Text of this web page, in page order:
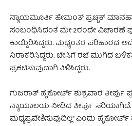
ನ್ಯಾಯಮೂರ್ತಿ ಹೇಮಂತ್ ಪ್ರಚ್ಚಕ್
ಸಂಬಂಧಿಸಿದಂತೆ ಮೇ 2ರಂದೇ ವಿಚಾರಣೆ
ಕಾಯ್ದಿರಿಸಿದ್ದರು. ಮಧ್ಯಂತರ ಪರಿಹಾರದ
ನಿರಾಕರಿಸಿದ್ದರು. ಬೇಸಿಗೆ ರಜೆ ಮುಗಿದ
ಪ್ರಕಟಿಸುವುದಾಗಿ ತಿಳಿಸಿದ್ದರು.
ಗುಜರಾತ್‌ ಹೈಕೋರ್ಟ್ ಶುಕ್ರವಾರ ತೀರ್ಪು
ನ್ಯಾಯಾಲಯ ನೀಡಿದ ತೀರ್ಪು ಸರಿಯಾಗಿದೆ.
ಮಧ್ಯಪ್ರವೇಶಿಸುವುದಿಲ್ಲ” ಎಂದು ಹೈಕೋರ್ಟ್